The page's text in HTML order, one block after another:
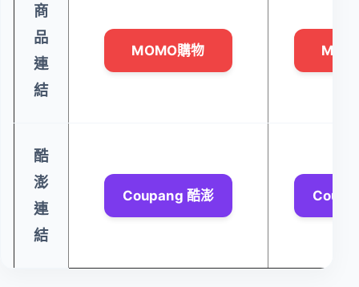
商
品
連
結
MOMO購物
酷
澎
連
結
Coupang 酷澎